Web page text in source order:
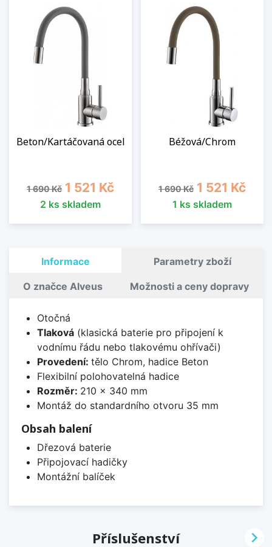
Beton/Kartáčovaná ocel
Běžná cena
1 690 Kč Cena
1 521 Kč
2 ks skladem
Béžová/Chrom
Běžná cena
1 690 Kč Cena
1 521 Kč
1 ks skladem
Informace Parametry zboží
O značce Alveus Možnosti a ceny dopravy
Otočná
Tlaková(klasická baterie pro připojení k
vodnímu řádu nebo tlakovému ohřívači)
Provedení: tělo Chrom, hadice Beton
Flexibilní polohovatelná hadice
Rozměr: 210 x 340 mm
Montáž do standardního otvoru 35 mm
Obsah balení
Dřezová baterie
Připojovací hadičky
Montážní balíček
Příslušenství 